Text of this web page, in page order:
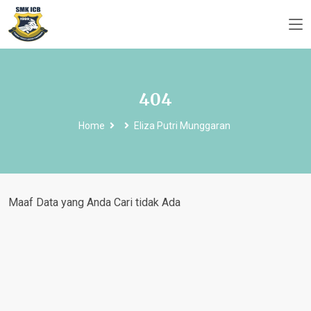
404
Home Eliza Putri Munggaran
Maaf Data yang Anda Cari tidak Ada